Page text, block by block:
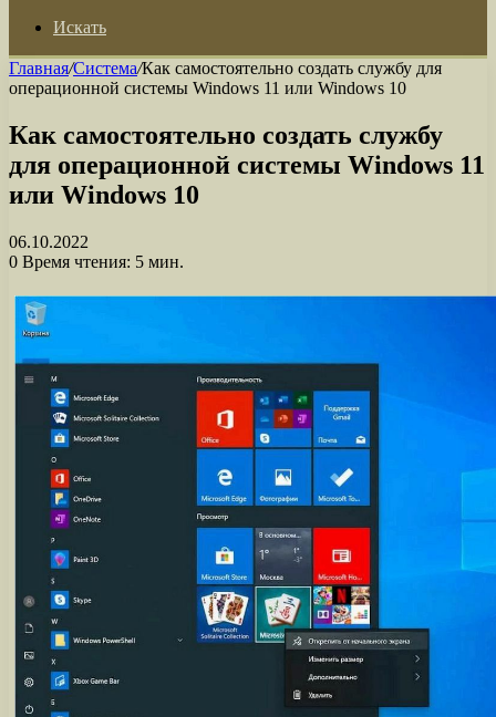
Искать
Главная/Система/Как самостоятельно создать службу для
операционной системы Windows 11 или Windows 10
Как самостоятельно создать службу
для операционной системы Windows 11
или Windows 10
06.10.2022
0 Время чтения: 5 мин.